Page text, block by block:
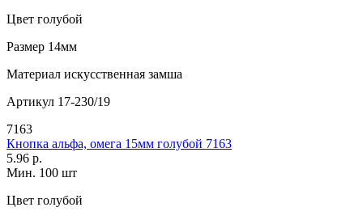
Цвет голубой
Размер 14мм
Материал искусственная замша
Артикул 17-230/19
7163
Кнопка альфа, омега 15мм голубой 7163
5.96 р.
Мин. 100 шт
Цвет голубой